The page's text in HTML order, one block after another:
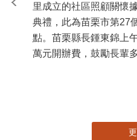
里成立的社區照顧關懷
典禮，此為苗栗市第27
點。苗栗縣長鍾東錦上
萬元開辦費，鼓勵長輩